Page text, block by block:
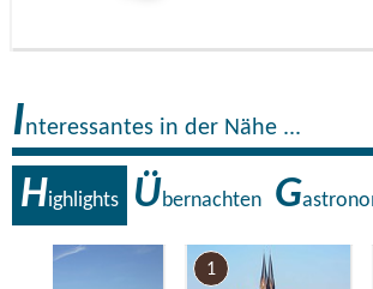
Interessantes in der Nähe ...
Highlights Übernachten G
1